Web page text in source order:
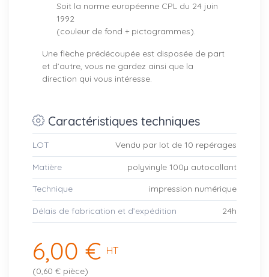
Soit la norme européenne CPL du 24 juin
1992
(couleur de fond + pictogrammes).
Une flèche prédécoupée est disposée de part
et d’autre, vous ne gardez ainsi que la
direction qui vous intéresse.
Caractéristiques techniques
LOT Vendu par lot de 10 repérages
Matière polyvinyle 100µ autocollant
Technique impression numérique
Délais de fabrication et d’expédition 24h
6,00 € HT
(0,60 € pièce)